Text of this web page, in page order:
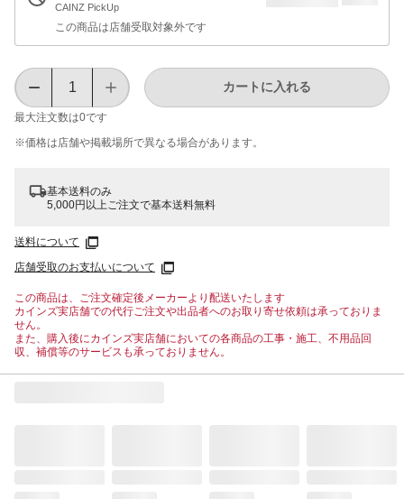
CAINZ PickUp
この商品は店舗受取対象外です
最大注文数は0です
カートに入れる
※価格は​店舗や​掲載場所で​異なる​場合が​あります。
基本送料のみ
5,000円以上ご注文で基本送料無料
送料について
店舗受取のお支払いについて
この商品は、ご注文確定後メーカーより配送いたします
カインズ実店舗での代行ご注文や出品者へのお取り寄せ依頼は承っておりま
せん。
また、購入後にカインズ実店舗においての各商品の工事・施工、不用品回
収、補償等のサービスも承っておりません。